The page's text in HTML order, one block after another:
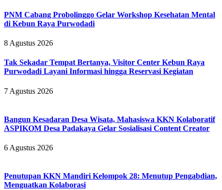
PNM Cabang Probolinggo Gelar Workshop Kesehatan Mental
di Kebun Raya Purwodadi
8 Agustus 2026
Tak Sekadar Tempat Bertanya, Visitor Center Kebun Raya
Purwodadi Layani Informasi hingga Reservasi Kegiatan
7 Agustus 2026
Bangun Kesadaran Desa Wisata, Mahasiswa KKN Kolaboratif
ASPIKOM Desa Padakaya Gelar Sosialisasi Content Creator
6 Agustus 2026
Penutupan KKN Mandiri Kelompok 28: Menutup Pengabdian,
Menguatkan Kolaborasi